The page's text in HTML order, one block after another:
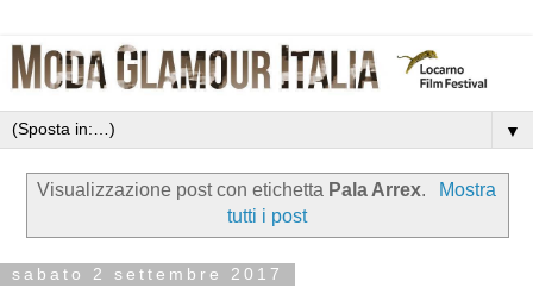
▼
Visualizzazione post con etichetta Pala Arrex.
Mostra
tutti i post
sabato 2 settembre 2017